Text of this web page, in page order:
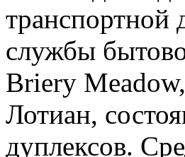
транспортной
службы
Briery
Лотиан,
дуплексов.